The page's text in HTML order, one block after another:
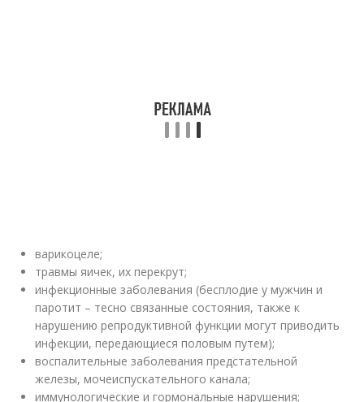
варикоцеле;
травмы яичек, их перекрут;
инфекционные заболевания (бесплодие у мужчин и
паротит – тесно связанные состояния, также к
нарушению репродуктивной функции могут приводить
инфекции, передающиеся половым путем);
воспалительные заболевания предстательной
железы, мочеиспускательного канала;
иммунологические и гормональные нарушения;